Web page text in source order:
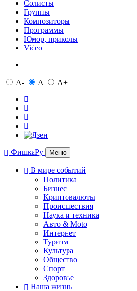
Солисты
Группы
Композиторы
Программы
Юмор, приколы
Video
A- A A+
ФишкаРу Меню
В мире событий
Политика
Бизнес
Криптовалюты
Происшествия
Наука и техника
Авто & Moto
Интернет
Туризм
Культура
Общество
Спорт
Здоровье
Наша жизнь